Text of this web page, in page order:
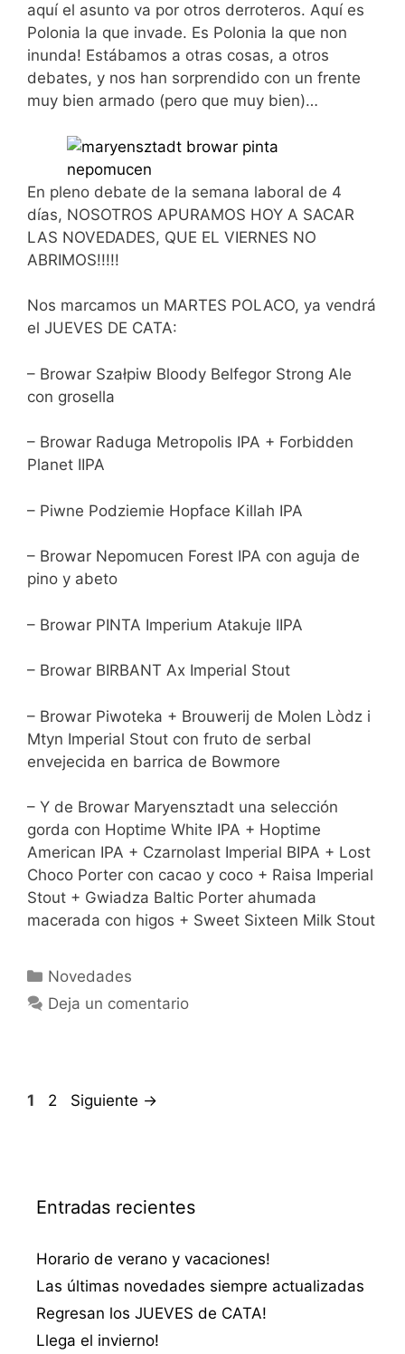
aquí el asunto va por otros derroteros. Aquí es
Polonia la que invade. Es Polonia la que non
inunda! Estábamos a otras cosas, a otros
debates, y nos han sorprendido con un frente
muy bien armado (pero que muy bien)…
En pleno debate de la semana laboral de 4
días, NOSOTROS APURAMOS HOY A SACAR
LAS NOVEDADES, QUE EL VIERNES NO
ABRIMOS!!!!!
Nos marcamos un MARTES POLACO, ya vendrá
el JUEVES DE CATA:
– Browar Szałpiw Bloody Belfegor Strong Ale
con grosella
– Browar Raduga Metropolis IPA + Forbidden
Planet IIPA
– Piwne Podziemie Hopface Killah IPA
– Browar Nepomucen Forest IPA con aguja de
pino y abeto
– Browar PINTA Imperium Atakuje IIPA
– Browar BIRBANT Ax Imperial Stout
– Browar Piwoteka + Brouwerij de Molen Lòdz i
Mtyn Imperial Stout con fruto de serbal
envejecida en barrica de Bowmore
– Y de Browar Maryensztadt una selección
gorda con Hoptime White IPA + Hoptime
American IPA + Czarnolast Imperial BIPA + Lost
Choco Porter con cacao y coco + Raisa Imperial
Stout + Gwiadza Baltic Porter ahumada
macerada con higos + Sweet Sixteen Milk Stout
Categorías
Novedades
Deja un comentario
Página
1 Página
2 Siguiente →
Entradas recientes
Horario de verano y vacaciones!
Las últimas novedades siempre actualizadas
Regresan los JUEVES de CATA!
Llega el invierno!